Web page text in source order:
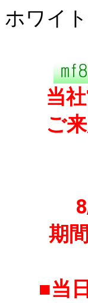
ホワイ
当
ご
期
■当